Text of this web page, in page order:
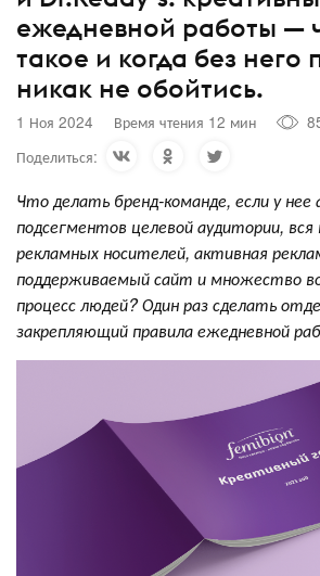
ежедневной работы —
такое и когда без него
никак не обойтись.
1 Ноя 2024 Время чтения 12 мин
Поделиться:
Что делать бренд-команде, если у
подсегментов целевой аудитории,
рекламных носителей, активная
поддерживаемый сайт и множество
процесс людей? Один раз сделать
закрепляющий правила ежедневной